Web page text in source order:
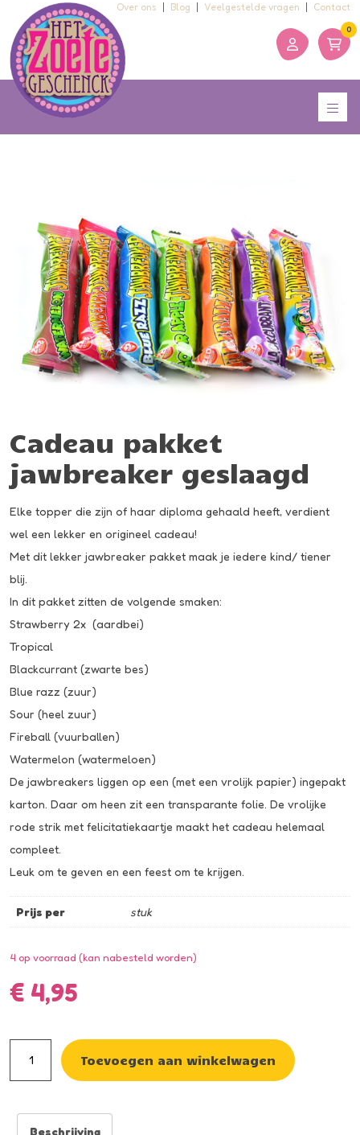
Over ons Blog Veelgestelde vragen Contact
0
€ 4,95
Elke topper die zijn of haar diploma gehaald heeft, verdient
wel een lekker en origineel cadeau!
Met dit lekker jawbreaker pakket maak je iedere kind/ tiener
blij.
In dit pakket zitten de volgende smaken:
Strawberry 2x (aardbei)
Tropical
Blackcurrant (zwarte bes)
Blue razz (zuur)
Sour (heel zuur)
Fireball (vuurballen)
Watermelon (watermeloen)
De jawbreakers liggen op een (met een vrolijk papier) ingepakt
karton. Daar om heen zit een transparante folie. De vrolijke
rode strik met felicitatiekaartje maakt het cadeau helemaal
compleet.
Leuk om te geven en een feest om te krijgen.
4 op voorraad (kan nabesteld worden)
geslaagd
Toevoegen aan winkelwagen
Prijs per stuk
Cadeau pakket
jawbreaker geslaagd
Beschrijving